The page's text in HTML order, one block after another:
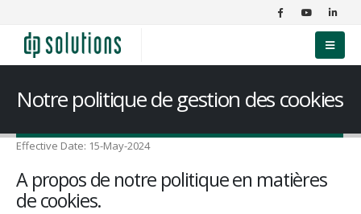
Notre politique de gestion des cookies
Effective Date: 15-May-2024
A propos de notre politique en matières
de cookies.